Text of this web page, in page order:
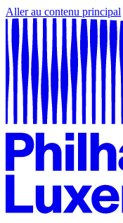
Aller au contenu principal